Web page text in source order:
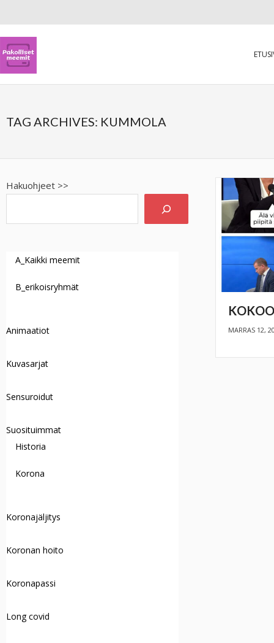
TAG ARCHIVES: KUMMOLA
MARRAS 12,
Hakuohjeet >>
A_Kaikki meemit
B_erikoisryhmät
Animaatiot
Kuvasarjat
Sensuroidut
Suosituimmat
Historia
Korona
Koronajäljitys
Koronan hoito
Koronapassi
Long covid